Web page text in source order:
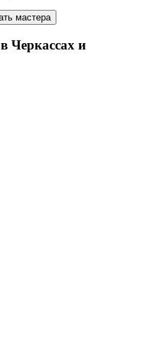
мастера
Черкассах и